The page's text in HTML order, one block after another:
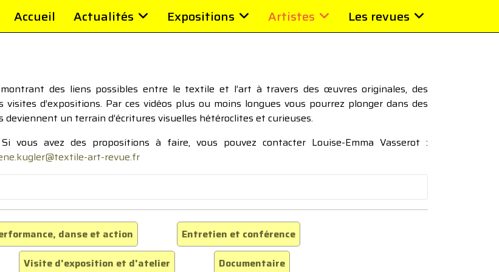
Accueil Actualités Expositions Artistes Les revues
des liens possibles entre le textile et l’art à travers des œuvres originales, des
d’expositions. Par ces vidéos plus ou moins longues vous pourrez plonger dans des
un terrain d’écritures visuelles hétéroclites et curieuses.
vous avez des propositions à faire, vous pouvez contacter Louise-Emma Vasserot :
art-revue.fr
danse et action
Entretien et conférence
Visite d'exposition et d'atelier Documentaire